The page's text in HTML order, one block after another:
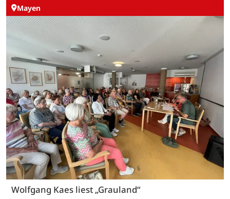
Mayen
Wolfgang Kaes liest „Grauland“